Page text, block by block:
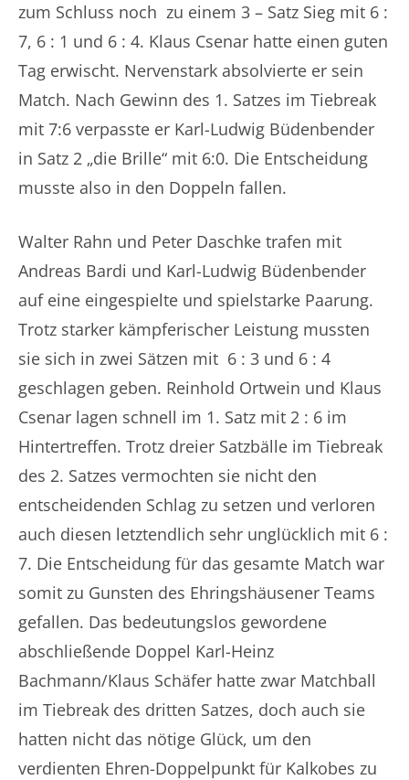
zum Schluss noch zu einem 3 – Satz Sieg mit 6 :
7, 6 : 1 und 6 : 4. Klaus Csenar hatte einen guten
Tag erwischt. Nervenstark absolvierte er sein
Match. Nach Gewinn des 1. Satzes im Tiebreak
mit 7:6 verpasste er Karl-Ludwig Büdenbender
in Satz 2 „die Brille“ mit 6:0. Die Entscheidung
musste also in den Doppeln fallen.
Walter Rahn und Peter Daschke trafen mit
Andreas Bardi und Karl-Ludwig Büdenbender
auf eine eingespielte und spielstarke Paarung.
Trotz starker kämpferischer Leistung mussten
sie sich in zwei Sätzen mit 6 : 3 und 6 : 4
geschlagen geben. Reinhold Ortwein und Klaus
Csenar lagen schnell im 1. Satz mit 2 : 6 im
Hintertreffen. Trotz dreier Satzbälle im Tiebreak
des 2. Satzes vermochten sie nicht den
entscheidenden Schlag zu setzen und verloren
auch diesen letztendlich sehr unglücklich mit 6 :
7. Die Entscheidung für das gesamte Match war
somit zu Gunsten des Ehringshäusener Teams
gefallen. Das bedeutungslos gewordene
abschließende Doppel Karl-Heinz
Bachmann/Klaus Schäfer hatte zwar Matchball
im Tiebreak des dritten Satzes, doch auch sie
hatten nicht das nötige Glück, um den
verdienten Ehren-Doppelpunkt für Kalkobes zu